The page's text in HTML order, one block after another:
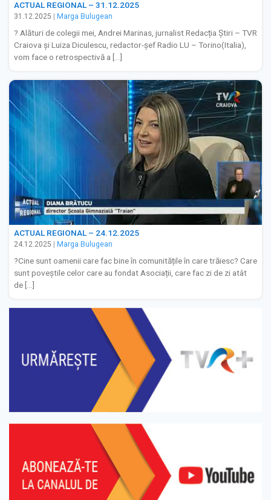
ACTUAL REGIONAL – 31.12.2025
31.12.2025 Marga Bulugean
? Alături de colegii mei, Andrei Marinas, jurnalist Redacția Știri – TVR
Craiova și Luiza Diculescu, redactor-șef Radio LU – Torino(Italia),
vom face o retrospectivă a […]
ACTUAL REGIONAL – 24.12.2025
24.12.2025 Marga Bulugean
?Cine sunt oamenii care fac bine în comunitățile în care trăiesc? Care
sunt poveștile celor care au fondat Asociații, care fac zi de zi atât
de […]